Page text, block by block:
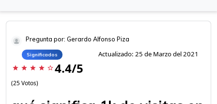
Pregunta por: Gerardo Alfonso Piza
Significados Actualizado: 25 de Marzo del 2021
star star star star star_border 4.4/5
(25 Votos)